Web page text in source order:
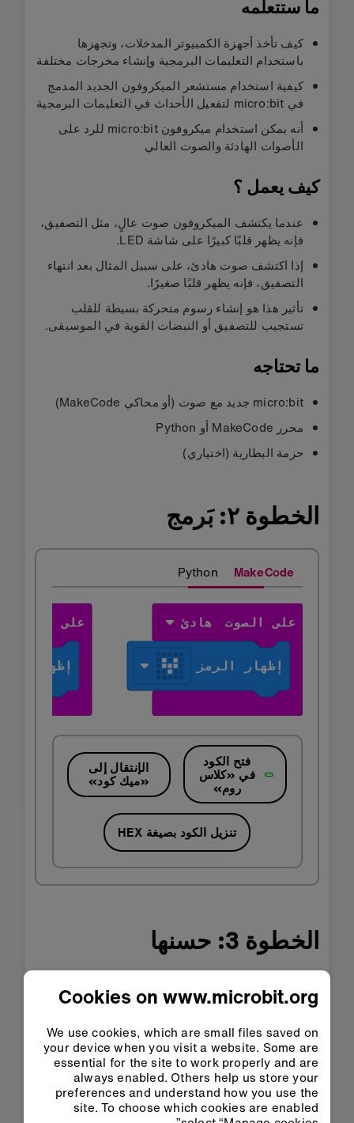
ما ستتعلمه
كيف تأخذ أجهزة الكمبيوتر المدخلات، وتجهزها
باستخدام التعليمات البرمجية وإنشاء مخرجات مختلفة
كيفية استخدام مستشعر الميكروفون الجديد المدمج
في micro:bit لتفعيل الأحداث في التعليمات البرمجية
أنه يمكن استخدام ميكروفون micro:bit للرد على
الأصوات الهادئة والصوت العالي
كيف يعمل ؟
عندما يكتشف الميكروفون صوت عالٍ، مثل التصفيق،
فإنه يظهر قلبًا كبيرًا على شاشة LED.
إذا اكتشف صوت هادئ، على سبيل المثال بعد انتهاء
التصفيق، فإنه يظهر قلبًا صغيرًا.
تأثير هذا هو إنشاء رسوم متحركة بسيطة للقلب
تستجيب للتصفيق أو النبضات القوية في الموسيقى.
ما تحتاجه
micro:bit جديد مع صوت (أو محاكي MakeCode)
محرر MakeCode أو Python
حزمة البطارية (اختياري)
الخطوة ٢: بَرمج
MakeCode
Python
فتح الكود
في «كلاس
روم»
الإنتقال إلى
«ميك كود»
تنزيل الكود بصيغة HEX
الخطوة 3: حسنها
أيقونات أخرى أو رسم صورك الخاصة.
اجعل micro:bit يستجيب لصوت عالٍ من خلال صنع
صوت خاص به. هل يسبب ذلك أي مشاكل؟ كيف
تستطيع إصلاح تلك المشاكل؟
يمكنك تغيير مستوى الصوت الذي يشغل حدث صوت
عالي. هذا المستوى يسمى أيضًاالحد/العتبة. في
MakeCode استخدم 'تعيين حد الصوت العالي إلى...'
Cookies on www.microbit.org
We use cookies, which are small files saved on
your device when you visit a website. Some are
essential for the site to work properly and are
always enabled. Others help us store your
preferences and understand how you use the
site. To choose which cookies are enabled